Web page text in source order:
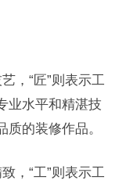
，“匠”则表示工
业水平和精湛技
的装修作品。
，“工”则表示工